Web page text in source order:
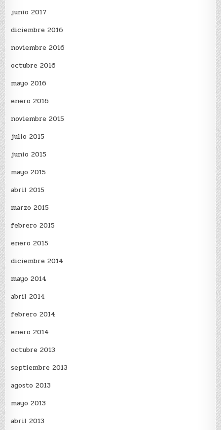
junio 2017
diciembre 2016
noviembre 2016
octubre 2016
mayo 2016
enero 2016
noviembre 2015
julio 2015
junio 2015
mayo 2015
abril 2015
marzo 2015
febrero 2015
enero 2015
diciembre 2014
mayo 2014
abril 2014
febrero 2014
enero 2014
octubre 2013
septiembre 2013
agosto 2013
mayo 2013
abril 2013